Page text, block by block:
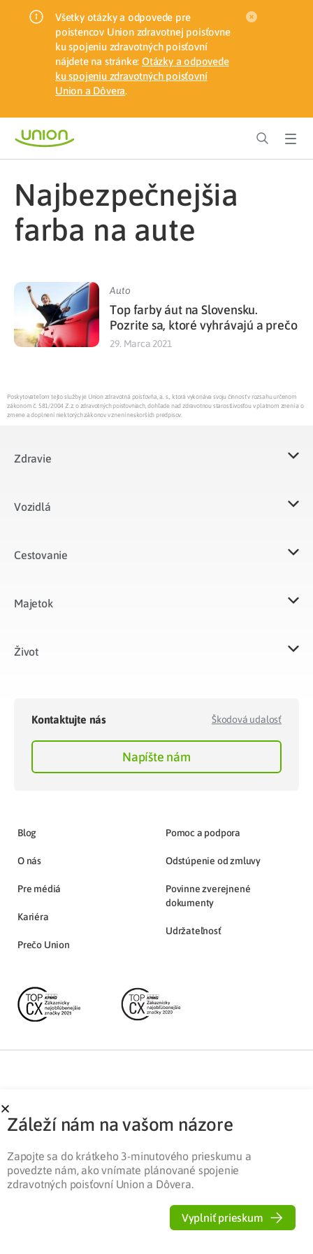
Všetky otázky a odpovede pre
poistencov Union zdravotnej poisťovne
ku spojeniu zdravotných poisťovní
nájdete na stránke: Otázky a odpovede
ku spojeniu zdravotných poisťovní
Union a Dôvera.
najbezpečnejšia
farba na aute
Auto
Top farby áut na Slovensku.
Pozrite sa, ktoré vyhrávajú a prečo
29. Marca 2021
Poskytovateľom tejto služby je Union zdravotná poisťovňa, a. s., ktorá vykonáva svoju činnosť v rozsahu určenom
zákonom č. 581/2004 Z.z. o zdravotných poisťovniach, dohľade nad zdravotnou starostlivosťou v platnom znení a o
zmene a doplnení niektorých zákonov v znení neskorších predpisov.
Zdravie
Vozidlá​
Cestovanie
Majetok​
Život​
Kontaktujte nás Škodová udalosť
Napíšte nám
Blog
O nás
Pre médiá
Kariéra
Prečo Union
Pomoc a podpora
Odstúpenie od zmluvy
Povinne zverejnené
dokumenty
Udržateľnosť
Partnerská zóna Ochrana osobných údajov
Záleží nám na vašom názore
Zapojte sa do krátkeho 3-minutového prieskumu a
povedzte nám, ako vnímate plánované spojenie
zdravotných poisťovní Union a Dôvera.
Vyplniť prieskum